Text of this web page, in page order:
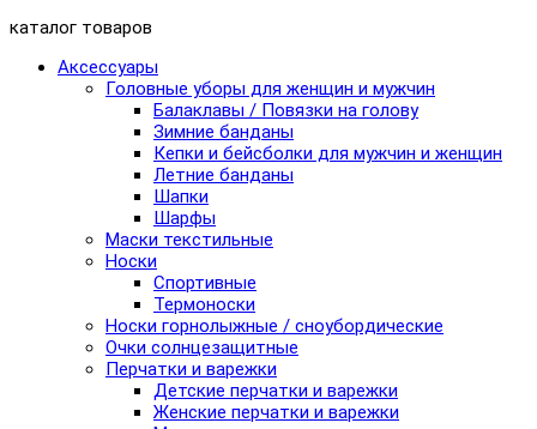
каталог товаров
Аксессуары
Головные уборы для женщин и мужчин
Балаклавы / Повязки на голову
Зимние банданы
Кепки и бейсболки для мужчин и женщин
Летние банданы
Шапки
Шарфы
Маски текстильные
Носки
Спортивные
Термоноски
Носки горнолыжные / сноубордические
Очки солнцезащитные
Перчатки и варежки
Детские перчатки и варежки
Женские перчатки и варежки